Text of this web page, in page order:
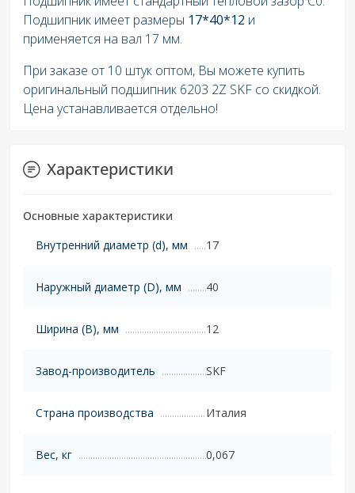
Подшипник имеет размеры 17*40*12 и
применяется на вал 17 мм.
При заказе от 10 штук оптом, Вы можете купить
оригинальный подшипник 6203 2Z SKF со скидкой.
Цена устанавливается отдельно!
Характеристики
Основные характеристики
Внутренний диаметр (d), мм
17
Наружный диаметр (D), мм 40
Ширина (B), мм 12
Завод-производитель SKF
Страна производства Италия
Вес, кг 0,067